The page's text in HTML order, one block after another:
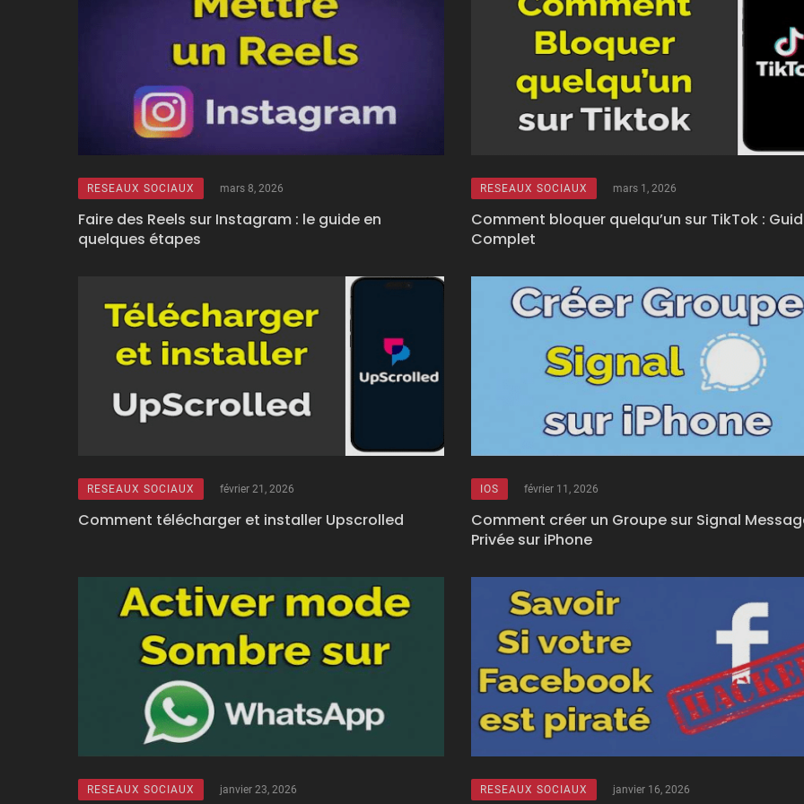
RESEAUX SOCIAUX mars 8, 2026
Faire des Reels sur Instagram : le guide en
quelques étapes
RESEAUX SOCIAUX mars 1, 2026
Comment bloquer quelqu’un sur TikTok :
Complet
RESEAUX SOCIAUX février 21, 2026
Comment télécharger et installer Upscrolled
IOS février 11, 2026
Comment créer un Groupe sur Signal
Privée sur iPhone
RESEAUX SOCIAUX janvier 23, 2026 RESEAUX SOCIAUX janvier 16, 2026